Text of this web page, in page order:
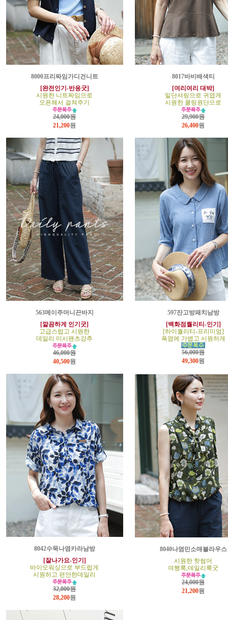
8000프리짜임가디건니트
[완전인기-반응굿]
시원한 니트짜임으로
오픈해서 걸쳐주기
24,000원
21,200원
8017바비배색티
[여리여리 대박]
밑단셔링으로 귀엽게
시원한 쿨링원단으로
29,900원
26,400원
563메이주머니끈바지
[깔끔하게 인기굿]
고급스럽고 시원한
데일리 미시팬츠강추
46,000원
40,500원
597잔고방패치남방
[백화점퀄리티-인기]
[하이퀄리티-프리미엄]
폭염에 가볍고 시원하게
56,000원
49,300원
8042수묵나염카라남방
[잘나가요-인기]
바이오워싱으로 부드럽게
시원하고 편안한데일리
32,000원
28,200원
8040나염민소매블라우스
시원한 핫썸머
여행룩,데일리룩굿
24,000원
21,200원